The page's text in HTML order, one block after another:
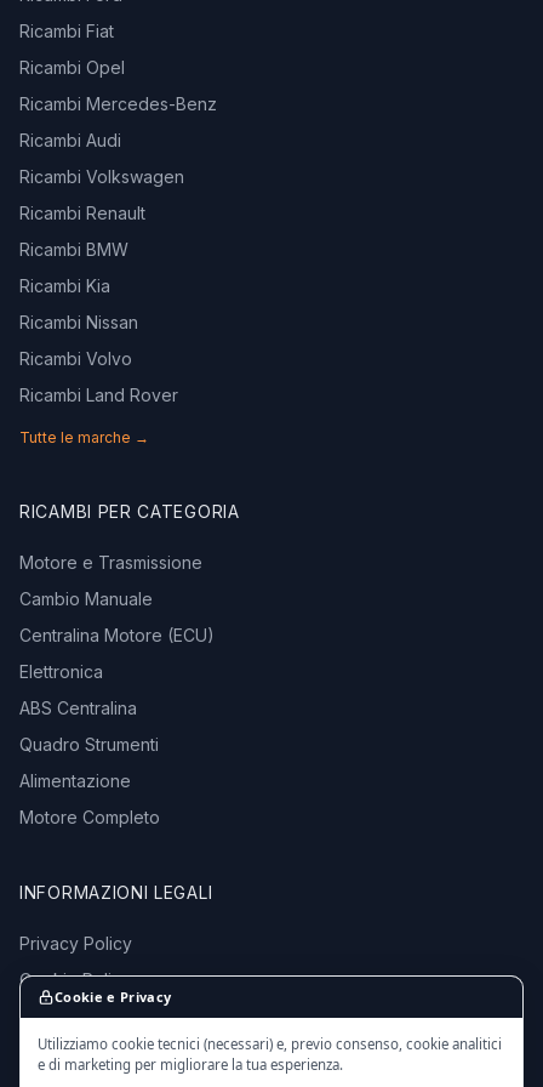
Ricambi Fiat
Ricambi Opel
Ricambi Mercedes-Benz
Ricambi Audi
Ricambi Volkswagen
Ricambi Renault
Ricambi BMW
Ricambi Kia
Ricambi Nissan
Ricambi Volvo
Ricambi Land Rover
Tutte le marche →
RICAMBI PER CATEGORIA
Motore e Trasmissione
Cambio Manuale
Centralina Motore (ECU)
Elettronica
ABS Centralina
Quadro Strumenti
Alimentazione
Motore Completo
INFORMAZIONI LEGALI
Privacy Policy
Cookie Policy
Termini e Condizioni
Cookie e Privacy
Utilizziamo cookie tecnici (necessari) e, previo consenso, cookie analitici
e di marketing per migliorare la tua esperienza.